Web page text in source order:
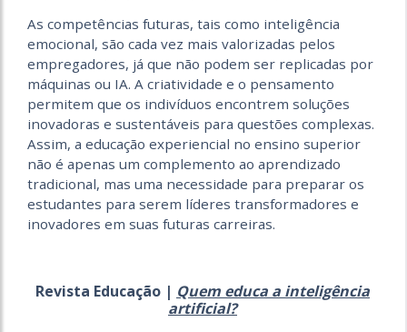
As competências futuras, tais como inteligência
emocional, são cada vez mais valorizadas pelos
empregadores, já que não podem ser replicadas por
máquinas ou IA. A criatividade e o pensamento
permitem que os indivíduos encontrem soluções
inovadoras e sustentáveis para questões complexas.
Assim, a educação experiencial no ensino superior
não é apenas um complemento ao aprendizado
tradicional, mas uma necessidade para preparar os
estudantes para serem líderes transformadores e
inovadores em suas futuras carreiras.
Revista Educação | Quem educa a inteligência
artificial?